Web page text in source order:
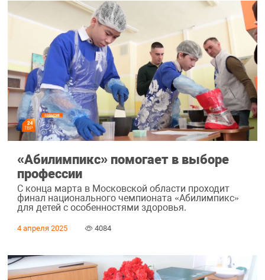
«Абилимпикс» помогает в выборе
профессии
С конца марта в Московской области проходит
финал национального чемпионата «Абилимпикс»
для детей с особенностями здоровья.
4 апреля 2025 4084